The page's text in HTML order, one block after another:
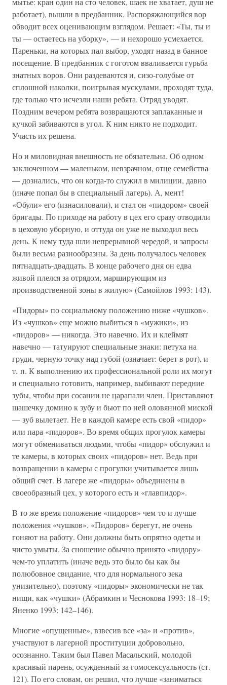
работает), вышли в предбанник. Распоряжающийся вор
обводит всех оценивающим взглядом. Решает: «Ты, ты и
ты — остаетесь на уборку», — и нехорошо усмехается.
Пареньки, на которых пал выбор, уходят назад в банное
посещение. В предбанник с гоготом вваливается гурьба
знатных воров. Они раздеваются и, сизо-голубые от
сплошной наколки, поигрывая мускулами, проходят туда,
где только что исчезли наши ребята. Отряд уводят.
Поздним вечером ребята возвращаются заплаканные и
кучкой забиваются в угол. К ним никто не подходит.
Участь их решена.
Но и миловидная внешность не обязательна. Об одном
заключенном — маленьком, невзрачном, отце семейства
— дознались, что он когда-то служил в милиции, давно
(иначе попал бы в специальный лагерь). А, мент!
«Обули» его (изнасиловали), и стал он «пидором» своей
бригады. По приходе на работу в цех его сразу отводили
в цеховую уборную, и оттуда он уже не выходил весь
день. К нему туда шли непрерывной чередой, и запросы
были весьма разнообразны. За день получалось человек
пятнадцать-двадцать. В конце рабочего дня он едва
живой плелся за отрядом, марширующим из
производственной зоны в жилую» (Самойлов 1993: 143).
«Пидоры» по социальному положению ниже «чушков».
Из «чушков» еще можно выбиться в «мужики», из
«пидоров» — никогда. Это навечно. Их и клеймят
навечно — татуируют специальные знаки: петуха на
груди, черную точку над губой (означает: берет в рот), и
т. п. К выполнению их профессиональной роли их могут
и специально готовить, например, выбивают передние
зубы, чтобы при сосании не царапали член. Приставляют
шашечку домино к зубу и бьют по ней оловянной миской
— зуб вылетает. Не в каждой камере есть свой «пидор»
или пара «пидоров». Во время общих прогулок камеры
могут обмениваться людьми, чтобы «пидор» обслужил и
те камеры, в которых своих «пидоров» нет. Ведь при
возвращении в камеры с прогулки учитывается лишь
общий счет. В лагере же «пидоры» объединены в
своеобразный цех, у которого есть и «главпидор».
В то же время положение «пидоров» чем-то и лучше
положения «чушков». «Пидоров» берегут, не очень
гоняют на работу. Они должны быть опрятно одеты и
чисто умыты. За сношение обычно принято «пидору»
чем-то уплатить (иначе ведь это было бы как бы
полюбовное свидание, что для нормального зека
унизительно), поэтому «пидоры» экономически не так
нищи, как «чушки» (Абрамкин и Чеснокова 1993: 18–19;
Яненко 1993: 142–146).
Многие «опущенные», взвесив все «за» и «против»,
участвуют в лагерной проституции добровольно,
осознанно. Таким был Павел Масальский, молодой
красивый парень, осужденный за гомосексуальность (ст.
121). По его словам, он решил, что лучше «заниматься